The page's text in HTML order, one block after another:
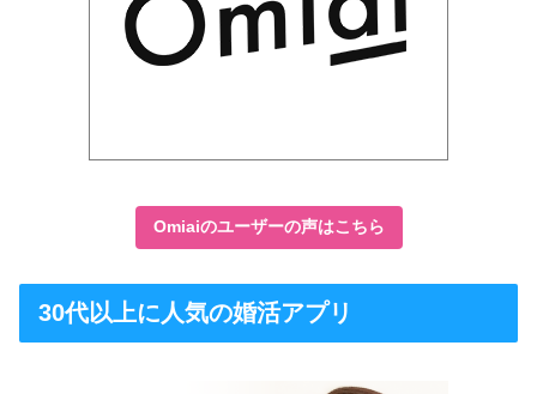
Omiaiのユーザーの声はこちら
30代以上に人気の婚活アプリ